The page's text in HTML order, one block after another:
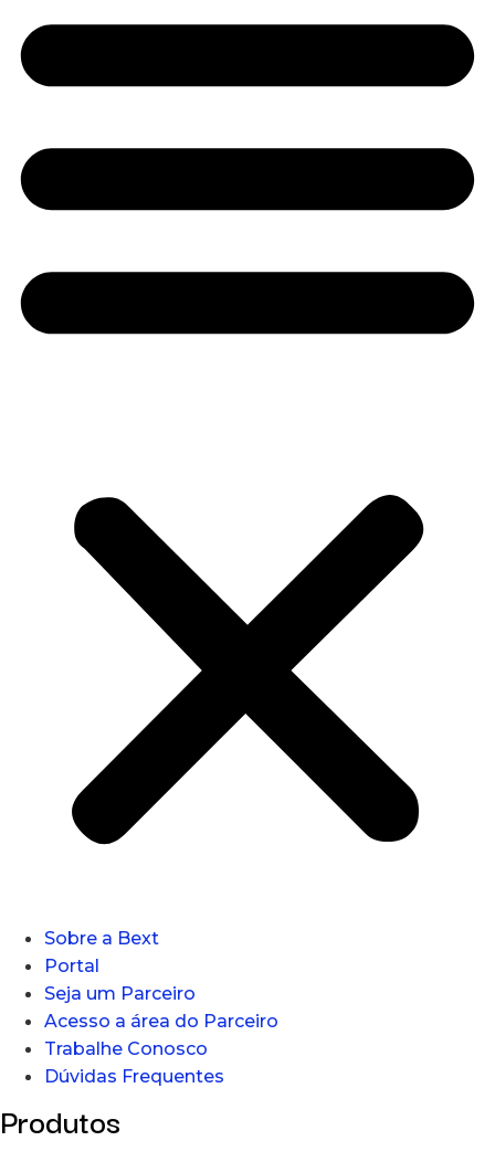
Sobre a Bext
Portal
Seja um Parceiro
Acesso a área do Parceiro
Trabalhe Conosco
Dúvidas Frequentes
Produtos